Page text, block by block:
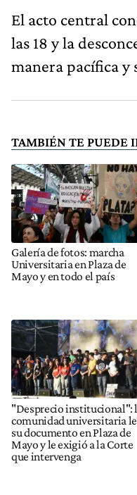
El acto central
las 18 y la
manera pacífica y
TAMBIÉN TE PUEDE
Galería de fotos: marcha
Universitaria en Plaza de
Mayo y en todo el país
"Desprecio institucional":
comunidad universitaria
su documento en Plaza de
Mayo y le exigió a la Corte
que intervenga